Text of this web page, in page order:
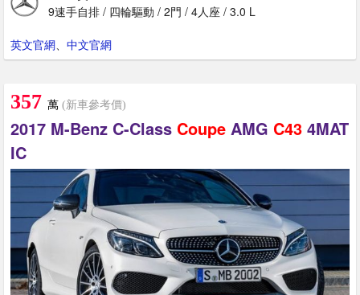
9速手自排 / 四輪驅動 / 2門 / 4人座 / 3.0 L
英文官網 中文官網
357 萬 (新車參考價)
2017 M-Benz C-Class Coupe AMG C43 4MAT
IC